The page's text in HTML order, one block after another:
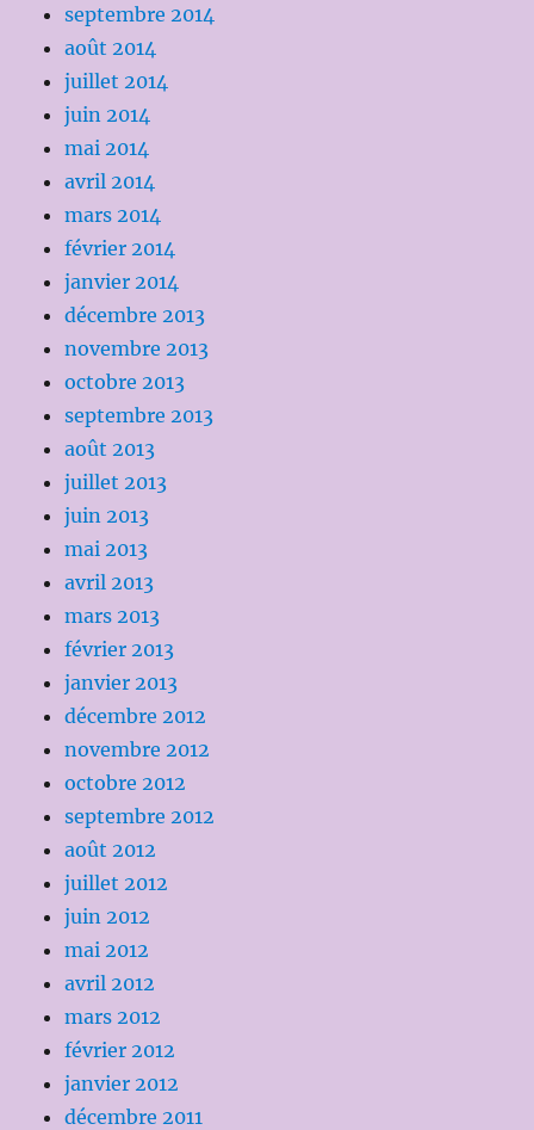
septembre 2014
août 2014
juillet 2014
juin 2014
mai 2014
avril 2014
mars 2014
février 2014
janvier 2014
décembre 2013
novembre 2013
octobre 2013
septembre 2013
août 2013
juillet 2013
juin 2013
mai 2013
avril 2013
mars 2013
février 2013
janvier 2013
décembre 2012
novembre 2012
octobre 2012
septembre 2012
août 2012
juillet 2012
juin 2012
mai 2012
avril 2012
mars 2012
février 2012
janvier 2012
décembre 2011